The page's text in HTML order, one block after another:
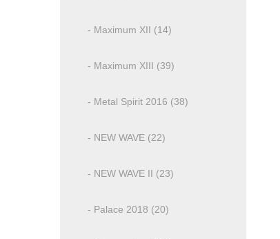
- Maximum XII (14)
- Maximum XIII (39)
- Metal Spirit 2016 (38)
- NEW WAVE (22)
- NEW WAVE II (23)
- Palace 2018 (20)